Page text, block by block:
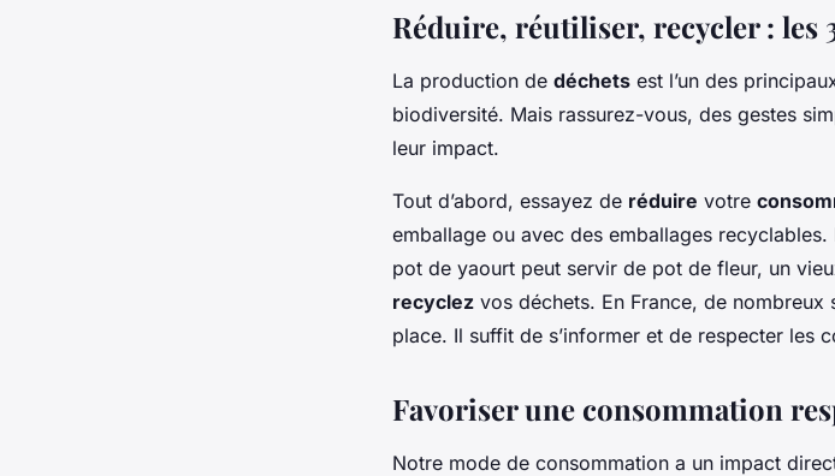
Réduire, réutiliser, recycler : les
La production de déchets est l’un des
biodiversité. Mais rassurez-vous, des gestes
leur impact.
Tout d’abord, essayez de réduire votre
emballage ou avec des emballages recyclables.
pot de yaourt peut servir de pot de fleur, un
recyclez vos déchets. En France, de
place. Il suffit de s’informer et de respecter les
Favoriser une consommation
Notre mode de consommation a un impact